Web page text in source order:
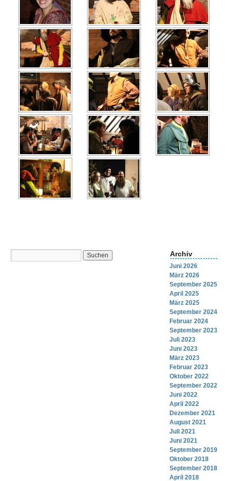
Archiv
Juni 2026
März 2026
September 2025
April 2025
März 2025
September 2024
Februar 2024
September 2023
Juli 2023
Juni 2023
März 2023
Februar 2023
Oktober 2022
September 2022
Juni 2022
April 2022
Dezember 2021
August 2021
Juli 2021
Juni 2021
September 2019
Oktober 2018
September 2018
April 2018